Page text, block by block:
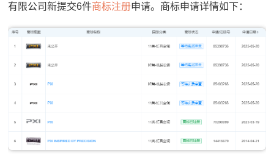
有限公司新提交6件商标注册申请。商标申请详情如下：